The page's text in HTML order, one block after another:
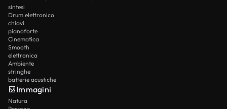
sintesi
Drum elettronico
chiavi
pianoforte
Cinematica
Smooth
elettronica
Ambiente
stringhe
batterie acustiche
Immagini
Natura